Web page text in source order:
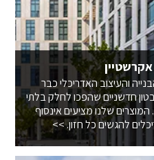
אקרשטיין
והעיצוב האדריכלי כבר
בטון חדשניים שהפכו לחלק בלתי
שלנו מציעים אינסוף
להגשים כל חזון. >>